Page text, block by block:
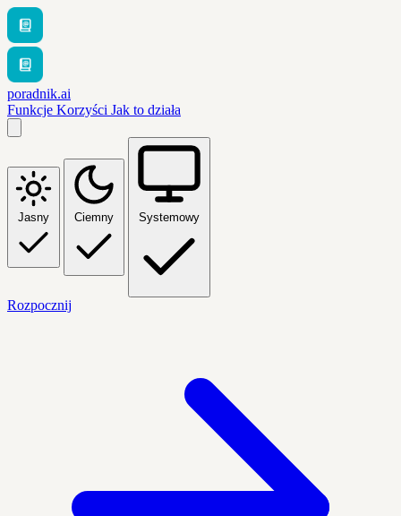
poradnik.ai
Funkcje Korzyści Jak to działa
Jasny Ciemny Systemowy
Rozpocznij